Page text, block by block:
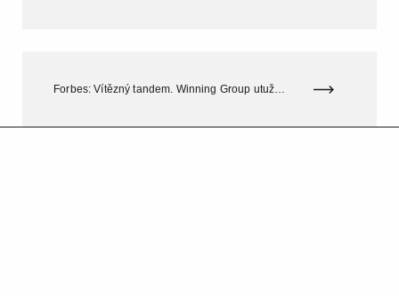
Forbes: Vítězný tandem. Winning Group utužuje vztah s Kometou a přejmenuje arénu